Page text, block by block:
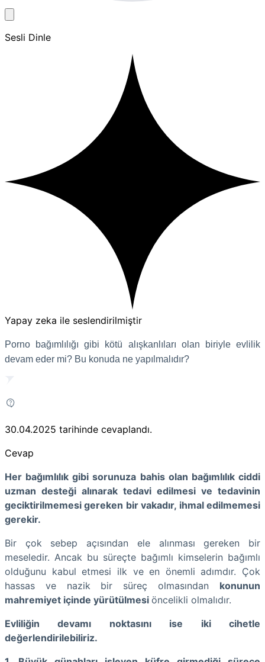
Sesli Dinle
Yapay zeka ile seslendirilmiştir
Porno bağımlılığı gibi kötü alışkanlıları olan biriyle evlilik
devam eder mi? Bu konuda ne yapılmalıdır?
30.04.2025 tarihinde cevaplandı.
Cevap
Her bağımlılık gibi sorunuza bahis olan bağımlılık ciddi
uzman desteği alınarak tedavi edilmesi ve tedavinin
geciktirilmemesi gereken bir vakadır, ihmal edilmemesi
gerekir.
Bir çok sebep açısından ele alınması gereken bir
meseledir. Ancak bu süreçte bağımlı kimselerin bağımlı
olduğunu kabul etmesi ilk ve en önemli adımdır. Çok
hassas ve nazik bir süreç olmasından konunun
mahremiyet içinde yürütülmesi öncelikli olmalıdır.
Evliliğin devamı noktasını ise iki cihetle
değerlendirilebiliriz.